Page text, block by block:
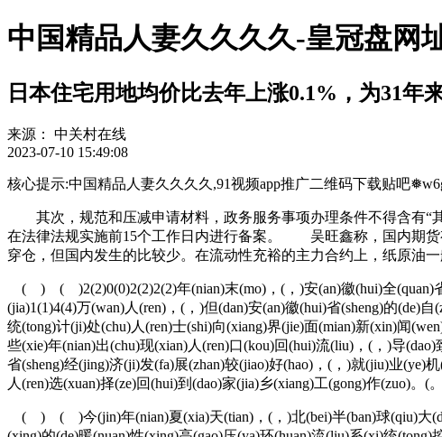
中国精品人妻久久久久-皇冠盘网
日本住宅用地均价比去年上涨0.1%，为31年
来源：
中关村在线
2023-07-10 15:49:08
核心提示:中国精品人妻久久久久,91视频app推广二维码下载贴吧
其次，规范和压减申请材料，政务服务事项办理条件不得含有“
在法律法规实施前15个工作日内进行备案。 吴旺鑫称，国内期货
穿仓，但国内发生的比较少。在流动性充裕的主力合约上，纸原油
( ) ( )2(2)0(0)2(2)2(2)年(nian)末(mo)，(，)安(an)徽(hui)全(quan)省
(jia)1(1)4(4)万(wan)人(ren)，(，)但(dan)安(an)徽(hui)省(sheng)的(de)
统(tong)计(ji)处(chu)人(ren)士(shi)向(xiang)界(jie)面(mian)新(xin)闻
些(xie)年(nian)出(chu)现(xian)人(ren)口(kou)回(hui)流(liu)，(，)导
省(sheng)经(jing)济(ji)发(fa)展(zhan)较(jiao)好(hao)，(，)就(jiu)业(ye)
人(ren)选(xuan)择(ze)回(hui)到(dao)家(jia)乡(xiang)工(gong)作(zuo)。(
( ) ( )今(jin)年(nian)夏(xia)天(tian)，(，)北(bei)半(ban)球(qiu)大